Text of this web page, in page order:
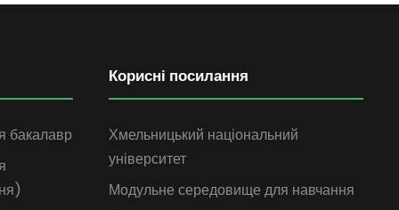
бакалавр
Корисні посилання
Хмельницький національний
університет
Модульне середовище для навчання